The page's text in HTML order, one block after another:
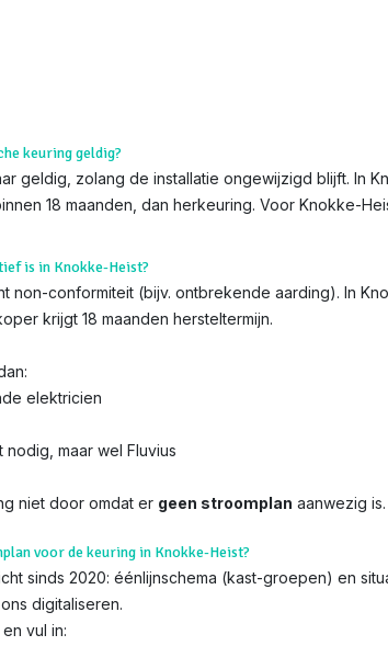
keuring geldig?
geldig, zolang de installatie ongewijzigd blijft. In
18 maanden, dan herkeuring. Voor Knokke-
is in Knokke-Heist?
non-conformiteit (bijv. ontbrekende aarding). In
krijgt 18 maanden hersteltermijn.
elektricien
nodig, maar wel Fluvius
niet door omdat er geen stroomplan aanwezig
voor de keuring in Knokke-Heist?
sinds 2020: éénlijnschema (kast-groepen) en
digitaliseren.
en vul in: